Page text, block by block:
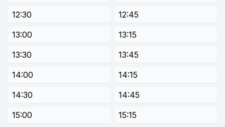
12:30
12:45
13:00
13:15
13:30
13:45
14:00
14:15
14:30
14:45
15:00
15:15